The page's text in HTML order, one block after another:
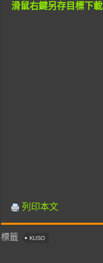
滑鼠右鍵另存目標下載
列印本文
標籤 KUSO